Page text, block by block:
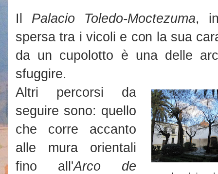
Il Palacio Toledo-Moctezuma,
spersa tra i vicoli e con la sua
da un cupolotto è una delle
sfuggire.
Altri percorsi da
seguire sono: quello
che corre accanto
alle mura orientali
fino all'Arco de